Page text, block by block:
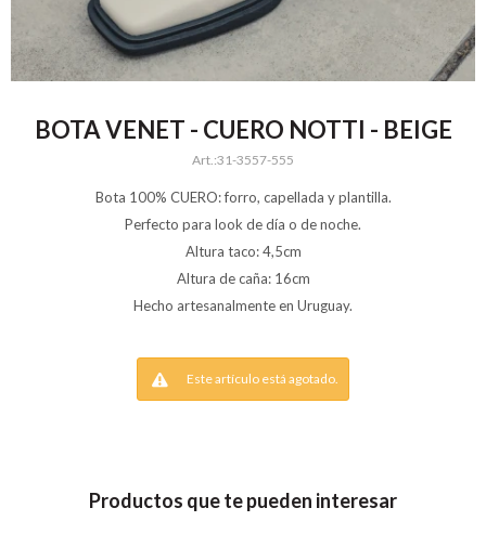
BOTA VENET - CUERO NOTTI - BEIGE
31-3557-555
Bota 100% CUERO: forro, capellada y plantilla.
Perfecto para look de día o de noche.
Altura taco: 4,5cm
Altura de caña: 16cm
Hecho artesanalmente en Uruguay.
Este artículo está agotado.
Productos que te pueden interesar